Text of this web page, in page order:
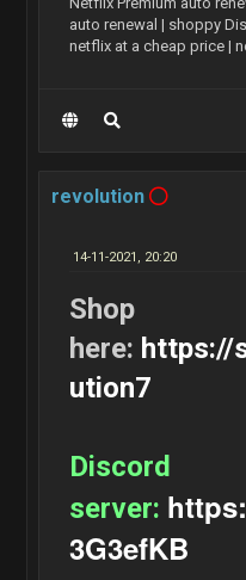
auto renewal | shoppy
netflix at a cheap price |
revolution
14-11-2021, 20:20
Shop
here: https://
ution7
Discord
server:
3G3efKB